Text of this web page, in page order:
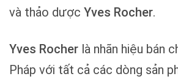
và thảo dược Yves Rocher.
Yves Rocher là nhãn hiệu bán
Pháp với tất cả các dòng sản